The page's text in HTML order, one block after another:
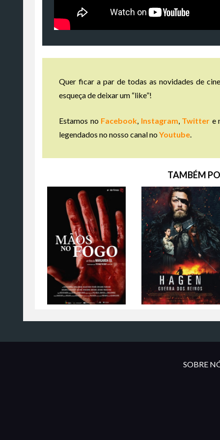
Quer ficar a par de todas as novidades de
esqueça de deixar um “like”!
Estamos no Facebook, Instagram, Twitter e
legendados no nosso canal noYoutube.
TAMBÉM
SOBRE